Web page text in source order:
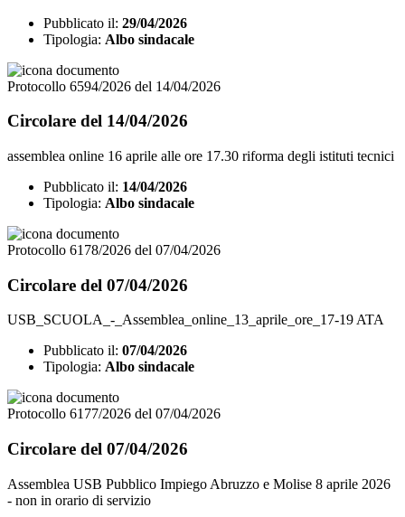
Pubblicato il: 29/04/2026
Tipologia: Albo sindacale
Protocollo 6594/2026 del 14/04/2026
Circolare del 14/04/2026
assemblea online 16 aprile alle ore 17.30 riforma degli istituti tecnici
Pubblicato il: 14/04/2026
Tipologia: Albo sindacale
Protocollo 6178/2026 del 07/04/2026
Circolare del 07/04/2026
USB_SCUOLA_-_Assemblea_online_13_aprile_ore_17-19 ATA
Pubblicato il: 07/04/2026
Tipologia: Albo sindacale
Protocollo 6177/2026 del 07/04/2026
Circolare del 07/04/2026
Assemblea USB Pubblico Impiego Abruzzo e Molise 8 aprile 2026
- non in orario di servizio